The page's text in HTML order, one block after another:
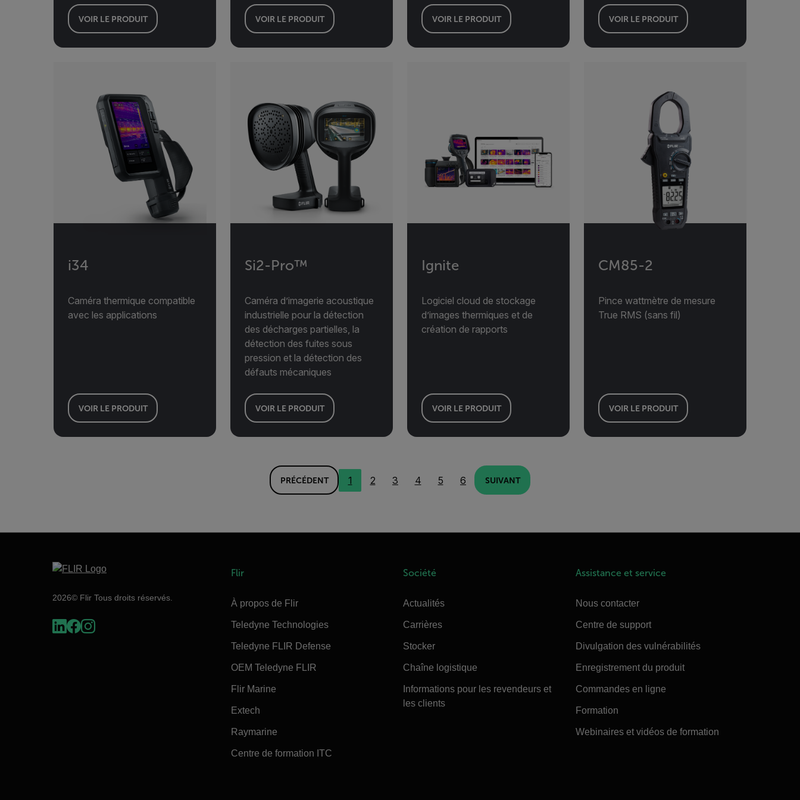
VOIR LE PRODUIT VOIR LE PRODUIT VOIR LE PRODUIT VOIR LE PRODUIT
i34
Caméra thermique compatible
avec les applications
VOIR LE PRODUIT
Si2-Pro™
Caméra d’imagerie acoustique
industrielle pour la détection
des décharges partielles, la
détection des fuites sous
pression et la détection des
défauts mécaniques
VOIR LE PRODUIT
Ignite
Logiciel cloud de stockage
d’images thermiques et de
création de rapports
VOIR LE PRODUIT
CM85-2
Pince wattmètre de mesure
True RMS (sans fil)
VOIR LE PRODUIT
PRÉCÉDENT 1 2 3 4 5 6 SUIVANT
2026© Flir Tous droits réservés.
Flir
À propos de Flir
Teledyne Technologies
Teledyne FLIR Defense
OEM Teledyne FLIR
Flir Marine
Extech
Raymarine
Centre de formation ITC
Société
Actualités
Carrières
Stocker
Chaîne logistique
Informations pour les revendeurs et
les clients
Assistance et service
Nous contacter
Centre de support
Divulgation des vulnérabilités
Enregistrement du produit
Commandes en ligne
Formation
Webinaires et vidéos de formation